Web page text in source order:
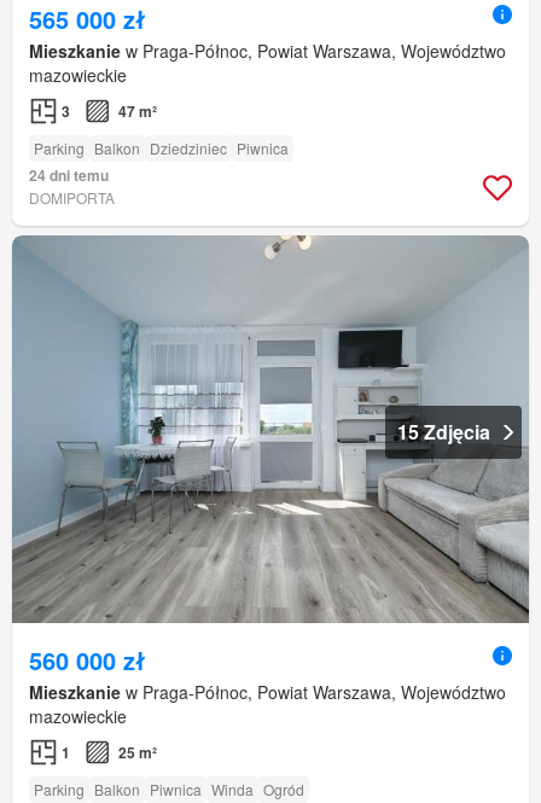
565 000 zł
Mieszkanie w Praga-Północ, Powiat Warszawa, Województwo
mazowieckie
3 47 m²
Parking Balkon Dziedziniec Piwnica
24 dni temu
DOMIPORTA
15 Zdjęcia
560 000 zł
Mieszkanie w Praga-Północ, Powiat Warszawa, Województwo
mazowieckie
1 25 m²
Parking Balkon Piwnica Winda Ogród